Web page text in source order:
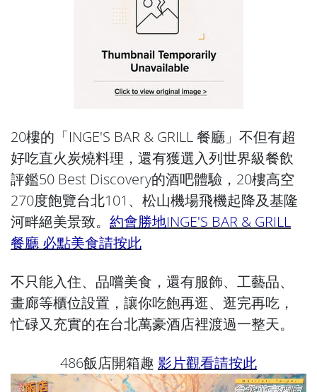
20樓的「INGE'S BAR & GRILL 餐廳」不但有超
好吃直火炭燒料理，還有獲選入列世界級餐飲
評鑑50 Best Discovery的酒吧體驗，20樓高空
270度飽覽台北101、松山機場飛機起降及基隆
河畔絕美景致。 約會勝地INGE'S BAR & GRILL
餐廳 必點美食請按此
不只能入住、品嚐美食，還有服飾、工藝品、
畫廊等櫃位設置，讓你吃飽再逛、逛完再吃，
忙碌又充實的在台北萬豪酒店裡渡過一整天。
486飯店開箱趣 影片觀看請按此